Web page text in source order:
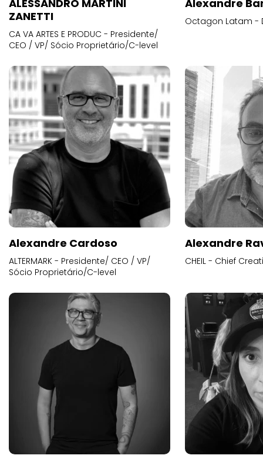
ALESSANDRO MARTINI
ZANETTI
CA VA ARTES E PRODUC - Presidente/
CEO / VP/ Sócio Proprietário/C-level
Alexandre
Octagon Latam -
Alexandre Cardoso
ALTERMARK - Presidente/ CEO / VP/
Sócio Proprietário/C-level
Alexandre
CHEIL - Chief